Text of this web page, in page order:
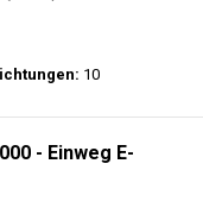
10
- Einweg E-